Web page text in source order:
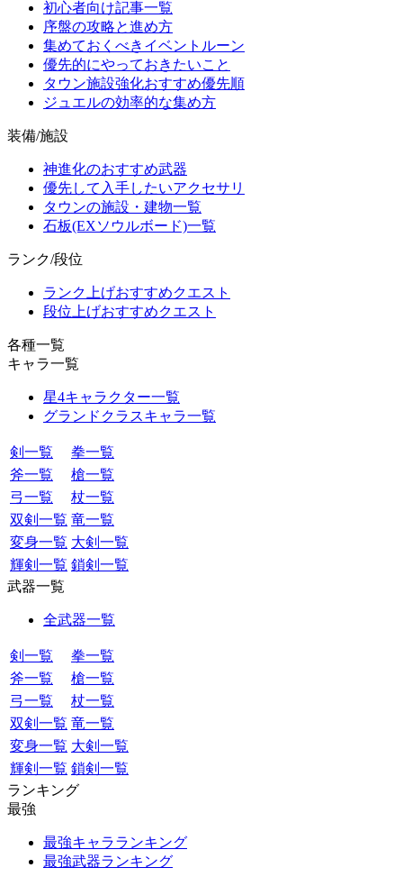
初心者向け記事一覧
序盤の攻略と進め方
集めておくべきイベントルーン
優先的にやっておきたいこと
タウン施設強化おすすめ優先順
ジュエルの効率的な集め方
装備/施設
神進化のおすすめ武器
優先して入手したいアクセサリ
タウンの施設・建物一覧
石板(EXソウルボード)一覧
ランク/段位
ランク上げおすすめクエスト
段位上げおすすめクエスト
各種一覧
キャラ一覧
星4キャラクター一覧
グランドクラスキャラ一覧
剣一覧
拳一覧
斧一覧
槍一覧
弓一覧
杖一覧
双剣一覧 竜一覧
変身一覧 大剣一覧
輝剣一覧 鎖剣一覧
武器一覧
全武器一覧
剣一覧
拳一覧
斧一覧
槍一覧
弓一覧
杖一覧
双剣一覧 竜一覧
変身一覧 大剣一覧
輝剣一覧 鎖剣一覧
ランキング
最強
最強キャラランキング
最強武器ランキング